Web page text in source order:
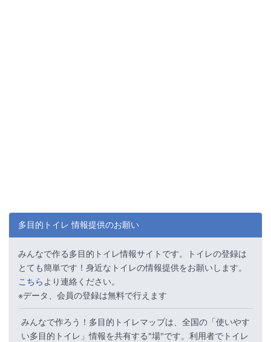
多目的トイレ 情報提供のお願い
みんなで作る多目的トイレ情報サイトです。トイレの登録は
とても簡単です！身近なトイレの情報提供をお願いします。
こちらより連絡ください。
※データ、会員の登録は無料で行えます
みんなで作ろう！多目的トイレマップは、全国の「使いやす
い多目的トイレ」情報を共有する"場"です。利用者でトイレ